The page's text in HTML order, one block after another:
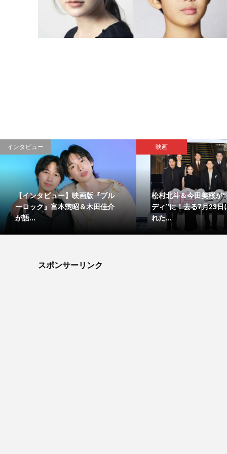
インタビュー
【インタビュー】映画版『ブル
ーロック』富本惣昭＆木田佳介
が語...
映画
松村北斗＆今田美桜が
ディ”に！去る7月23日
れた...
スポンサーリンク